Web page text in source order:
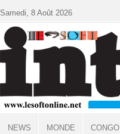
Samedi, 8 Août 2026
NEWS MONDE CONGO